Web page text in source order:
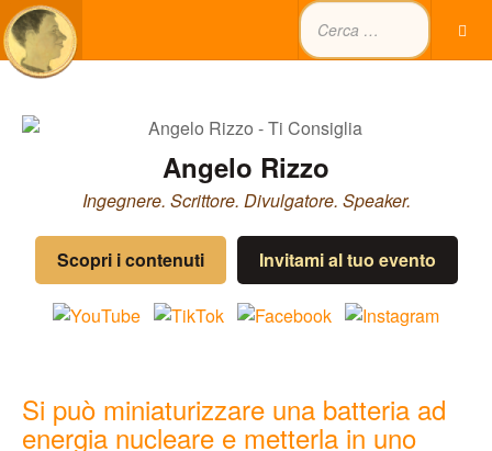
Angelo Rizzo
Ingegnere. Scrittore. Divulgatore. Speaker.
Scopri i contenuti Invitami al tuo evento
Si può miniaturizzare una batteria ad
energia nucleare e metterla in uno